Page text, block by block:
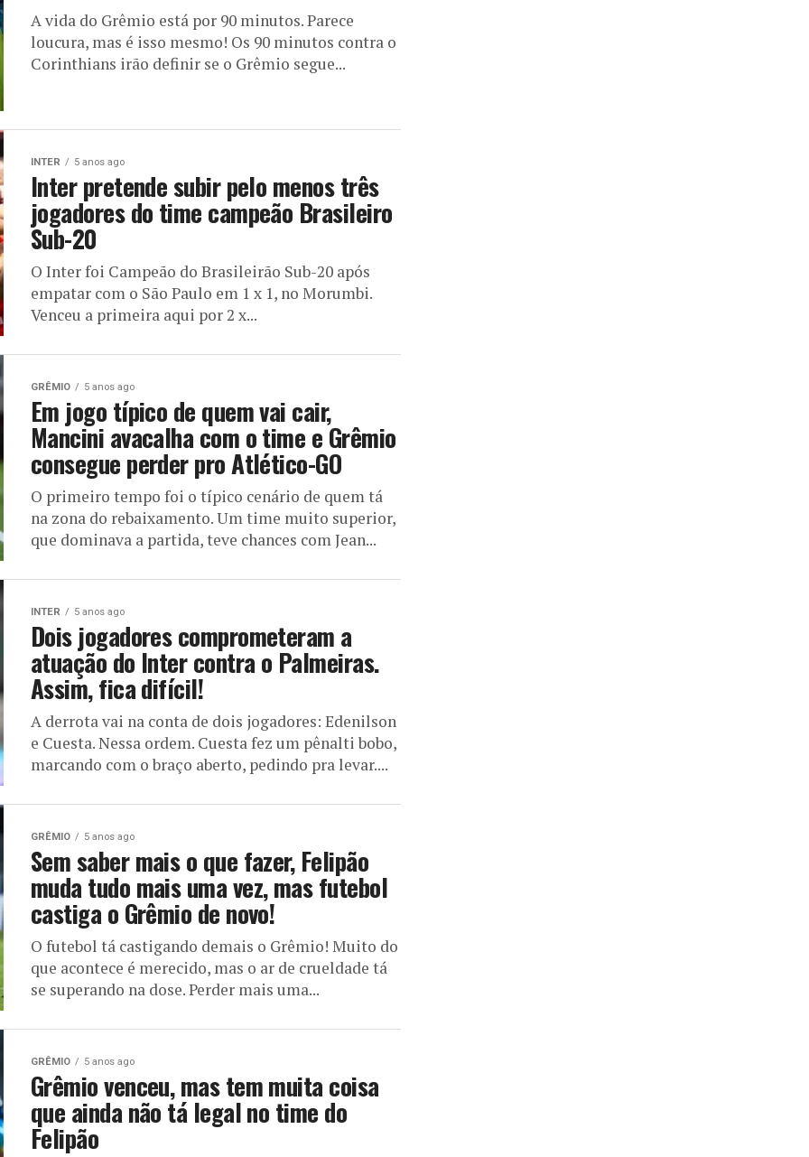
A vida do Grêmio está por 90 minutos. Parece
loucura, mas é isso mesmo! Os 90 minutos contra o
Corinthians irão definir se o Grêmio segue...
INTER 5 anos ago
Inter pretende subir pelo menos três
jogadores do time campeão Brasileiro
Sub-20
O Inter foi Campeão do Brasileirão Sub-20 após
empatar com o São Paulo em 1 x 1, no Morumbi.
Venceu a primeira aqui por 2 x...
GRÊMIO 5 anos ago
Em jogo típico de quem vai cair,
Mancini avacalha com o time e Grêmio
consegue perder pro Atlético-GO
O primeiro tempo foi o típico cenário de quem tá
na zona do rebaixamento. Um time muito superior,
que dominava a partida, teve chances com Jean...
INTER 5 anos ago
Dois jogadores comprometeram a
atuação do Inter contra o Palmeiras.
Assim, fica difícil!
A derrota vai na conta de dois jogadores: Edenilson
e Cuesta. Nessa ordem. Cuesta fez um pênalti bobo,
marcando com o braço aberto, pedindo pra levar....
GRÊMIO 5 anos ago
Sem saber mais o que fazer, Felipão
muda tudo mais uma vez, mas futebol
castiga o Grêmio de novo!
O futebol tá castigando demais o Grêmio! Muito do
que acontece é merecido, mas o ar de crueldade tá
se superando na dose. Perder mais uma...
GRÊMIO 5 anos ago
Grêmio venceu, mas tem muita coisa
que ainda não tá legal no time do
Felipão